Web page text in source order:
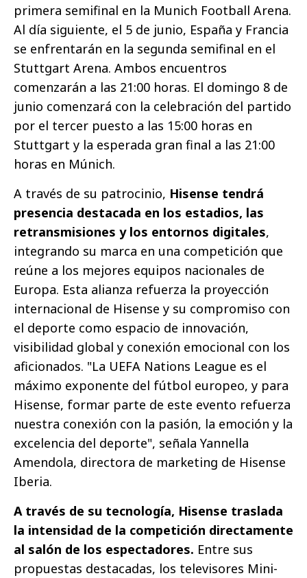
primera semifinal en la Munich Football Arena.
Al día siguiente, el 5 de junio, España y Francia
se enfrentarán en la segunda semifinal en el
Stuttgart Arena. Ambos encuentros
comenzarán a las 21:00 horas. El domingo 8 de
junio comenzará con la celebración del partido
por el tercer puesto a las 15:00 horas en
Stuttgart y la esperada gran final a las 21:00
horas en Múnich.
A través de su patrocinio, Hisense tendrá
presencia destacada en los estadios, las
retransmisiones y los entornos digitales,
integrando su marca en una competición que
reúne a los mejores equipos nacionales de
Europa. Esta alianza refuerza la proyección
internacional de Hisense y su compromiso con
el deporte como espacio de innovación,
visibilidad global y conexión emocional con los
aficionados. "La UEFA Nations League es el
máximo exponente del fútbol europeo, y para
Hisense, formar parte de este evento refuerza
nuestra conexión con la pasión, la emoción y la
excelencia del deporte", señala Yannella
Amendola, directora de marketing de Hisense
Iberia.
A través de su tecnología, Hisense traslada
la intensidad de la competición directamente
al salón de los espectadores. Entre sus
propuestas destacadas, los televisores Mini-